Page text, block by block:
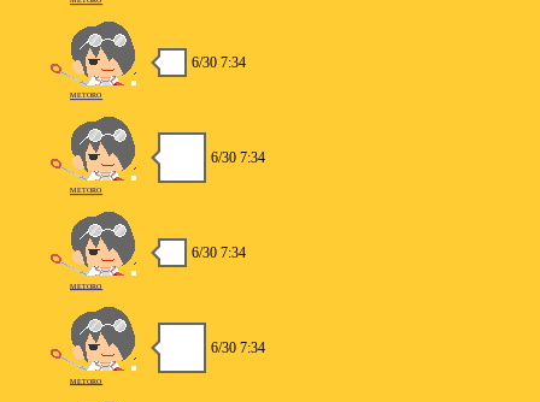
6/30 7:34
METORO
6/30 7:34
METORO
6/30 7:34
METORO
6/30 7:34
METORO